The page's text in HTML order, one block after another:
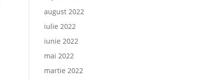
august 2022
iulie 2022
iunie 2022
mai 2022
martie 2022